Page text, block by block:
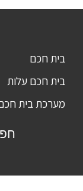
בית חכם
בית חכם עלות
מערכת בית